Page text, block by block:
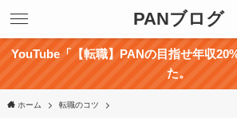
PANブログ
YouTube「【転職】PANの目指せ年収
た。
ホーム 転職のコツ